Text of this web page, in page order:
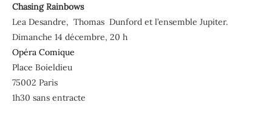
Chasing Rainbows
Lea Desandre, Thomas Dunford et l’ensemble Jupiter.
Dimanche 14 décembre, 20 h
Opéra Comique
Place Boieldieu
75002 Paris
1h30 sans entracte